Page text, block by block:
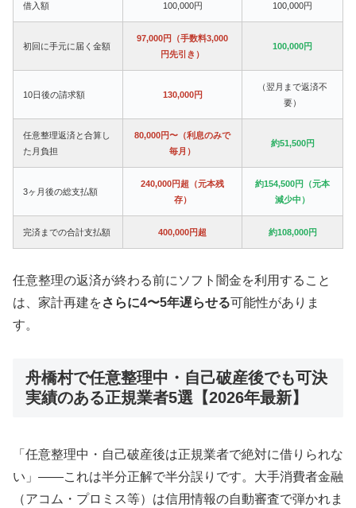
借入額 100,000円 100,000円
初回に手元に届く金額
97,000円（手数料3,000
円先引き）
100,000円
10日後の請求額 130,000円
（翌月まで返済不
要）
任意整理返済と合算し
た月負担
80,000円〜（利息のみで
毎月）
約51,500円
3ヶ月後の総支払額
240,000円超（元本残
存）
約154,500円（元本
減少中）
完済までの合計支払額 400,000円超 約108,000円
任意整理の返済が終わる前にソフト闇金を利用すること
は、家計再建をさらに4〜5年遅らせる可能性がありま
す。
舟橋村で任意整理中・自己破産後でも可決
実績のある正規業者5選【2026年最新】
「任意整理中・自己破産後は正規業者で絶対に借りられな
い」——これは半分正解で半分誤りです。大手消費者金融
（アコム・プロミス等）は信用情報の自動審査で弾かれま